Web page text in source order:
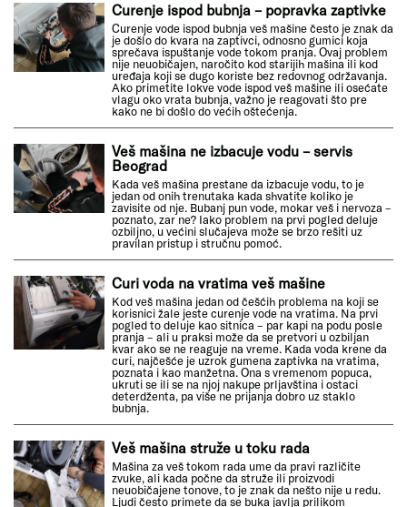
Curenje ispod bubnja – popravka zaptivke
Curenje vode ispod bubnja veš mašine često je znak da
je došlo do kvara na zaptivci, odnosno gumici koja
sprečava ispuštanje vode tokom pranja. Ovaj problem
nije neuobičajen, naročito kod starijih mašina ili kod
uređaja koji se dugo koriste bez redovnog održavanja.
Ako primetite lokve vode ispod veš mašine ili osećate
vlagu oko vrata bubnja, važno je reagovati što pre
kako ne bi došlo do većih oštećenja.
Veš mašina ne izbacuje vodu – servis
Beograd
Kada veš mašina prestane da izbacuje vodu, to je
jedan od onih trenutaka kada shvatite koliko je
zavisite od nje. Bubanj pun vode, mokar veš i nervoza –
poznato, zar ne? Iako problem na prvi pogled deluje
ozbiljno, u većini slučajeva može se brzo rešiti uz
pravilan pristup i stručnu pomoć.
Curi voda na vratima veš mašine
Kod veš mašina jedan od češćih problema na koji se
korisnici žale jeste curenje vode na vratima. Na prvi
pogled to deluje kao sitnica – par kapi na podu posle
pranja – ali u praksi može da se pretvori u ozbiljan
kvar ako se ne reaguje na vreme. Kada voda krene da
curi, najčešće je uzrok gumena zaptivka na vratima,
poznata i kao manžetna. Ona s vremenom popuca,
ukruti se ili se na njoj nakupe prljavština i ostaci
deterdženta, pa više ne prijanja dobro uz staklo
bubnja.
Veš mašina struže u toku rada
Mašina za veš tokom rada ume da pravi različite
zvuke, ali kada počne da struže ili proizvodi
neuobičajene tonove, to je znak da nešto nije u redu.
Ljudi često primete da se buka javlja prilikom